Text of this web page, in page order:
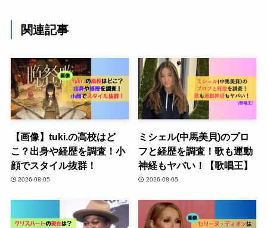
関連記事
【画像】tuki.の高校はど
こ？出身や経歴を調査！小
顔でスタイル抜群！
2026-08-05
ミシェル(中馬美貝)のプロ
フと経歴を調査！歌も運動
神経もヤバい！【歌唱王】
2026-08-05